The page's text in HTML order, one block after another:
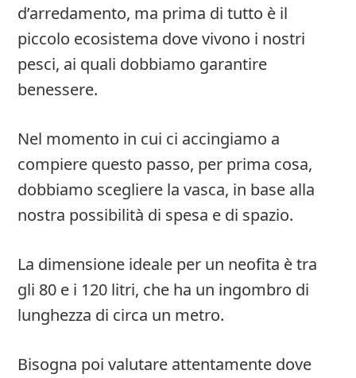
d’arredamento, ma prima di tutto è il
piccolo ecosistema dove vivono i nostri
pesci, ai quali dobbiamo garantire
benessere.
Nel momento in cui ci accingiamo a
compiere questo passo, per prima cosa,
dobbiamo scegliere la vasca, in base alla
nostra possibilità di spesa e di spazio.
La dimensione ideale per un neofita è tra
gli 80 e i 120 litri, che ha un ingombro di
lunghezza di circa un metro.
Bisogna poi valutare attentamente dove